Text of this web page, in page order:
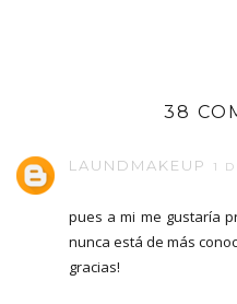
38
LAUNDMAKEUP 1
pues a mi me gustaría
nunca está de más
gracias!